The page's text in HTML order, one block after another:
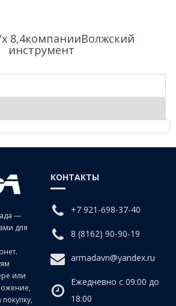
8,4компанииВолжский
инструмент
Средняя
B (продольно-винтовой прокат)
—
для
или
КОНТАКТЫ
+7 921-698-37-40
8 (8162) 90-90-19
armadavn@yandex.ru
Ежедневно с 09:00 до
18:00